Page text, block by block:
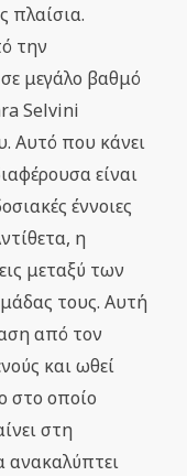
πλαίσια.
την
μεγάλο βαθμό
Selvini
Αυτό που κάνει
είναι
έννοιες
η
μεταξύ των
τους. Αυτή
από τον
και ωθεί
στο οποίο
στη
ανακαλύπτει